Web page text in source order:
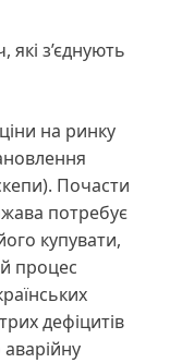
які з’єднують
на ринку
Почасти
потребує
купувати,
процес
дефіцитів